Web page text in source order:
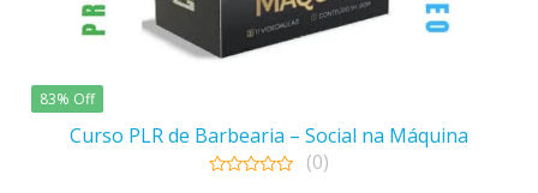
83% Off
Curso PLR de Barbearia – Social na Máquina
(0)